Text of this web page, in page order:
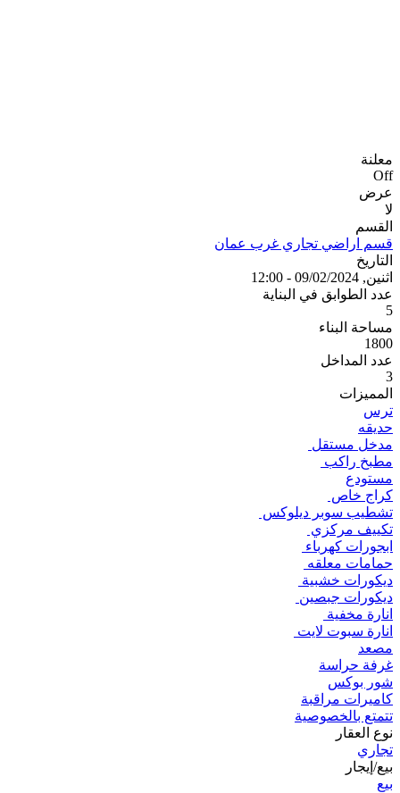
معلنة
Off
عرض
لا
القسم
قسم اراضي تجاري غرب عمان
التاريخ
اثنين, 09/02/2024 - 12:00
عدد الطوابق في البناية
5
مساحة البناء
1800
عدد المداخل
3
المميزات
ترس
حديقه
‏‏مدخل مستقل ‏
‏مطبخ راكب ‏
مستودع
‏كراج خاص ‏
‏تشطيب سوبر ديلوكس ‏
‏تكييف مركزي ‏
‏ابجورات كهرباء ‏
‏حمامات معلقه ‏
‏ديكورات ‏خشبية ‏
‏ديكورات ‏جبصين ‏
‏‏انارة ‏مخفية ‏
‏‏انارة ‏سبوت لايت ‏
مصعد
غرفة حراسة
شور بوكس
كاميرات مراقبة
تتمتع بالخصوصية
نوع العقار
تجاري
بيع/إيجار
بيع